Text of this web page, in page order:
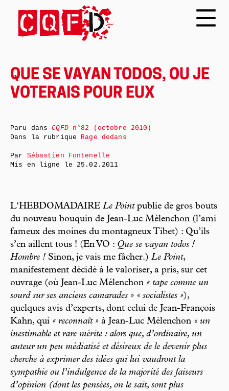
QUE SE VAYAN TODOS, OU JE
VOTERAIS POUR EUX
L‘HEBDOMADAIRE Le Pointpublie de gros bouts
du nouveau bouquin de Jean-Luc Mélenchon (l’ami
fameux des moines du montagneux Tibet) : Qu’ils
s’en aillent tous ! (En VO : Que se vayan todos !
Hombre ! Sinon, je vais me fâcher.) Le Point,
manifestement décidé à le valoriser, a pris, sur cet
ouvrage (où Jean-Luc Mélenchon « tape comme un
sourd sur ses anciens camarades » « socialistes »),
quelques avis d’experts, dont celui de Jean-François
Kahn, qui « reconnaît » à Jean-Luc Mélenchon « un
inestimable et rare mérite : alors que, d’ordinaire, un
auteur un peu médiatisé et désireux de le devenir plus
cherche à exprimer des idées qui lui vaudront la
sympathie ou l’indulgence de la majorité des faiseurs
d’opinion (dont les pensées, on le sait, sont plus
Paru dansCQFDn°82 (octobre 2010)
Dans la rubrique Rage dedans
Par Sébastien Fontenelle
Mis en ligne le 25.02.2011